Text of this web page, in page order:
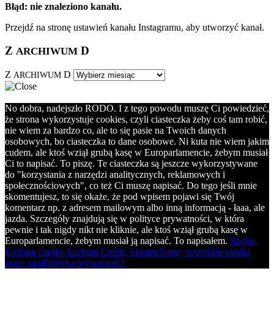
Błąd: nie znaleziono kanału.
Przejdź na stronę ustawień kanału Instagramu, aby utworzyć kanał.
Z ARCHIWUM D
Z ARCHIWUM D
No dobra, nadejszło RODO. I z tego powodu muszę Ci powiedzieć,
że strona wykorzystuje cookies, czyli ciasteczka żeby coś tam robić,
nie wiem za bardzo co, ale to się pasie na Twoich danych
osobowych, bo ciasteczka to dane osobowe. Ni kuta nie wiem jakim
cudem, ale ktoś wziął grubą kasę w Europarlamencie, żebym musiał
Ci to napisać. To piszę. Te ciasteczka są jeszcze wykorzystywane
do "korzystania z narzędzi analitycznych, reklamowych i
społecznościowych", co też Ci muszę napisać. Do tego jeśli mnie
skomentujesz, to się okaże, że pod wpisem pojawi się Twój
komentarz np. z adresem mailowym albo inną informacją - łaaa, ale
jazda. Szczegóły znajdują się w polityce prywatności, w która
pewnie i tak nigdy nikt nie kliknie, ale ktoś wziął grubą kasę w
Europarlamencie, żebym musiał ją napisać. To napisałem. Spoko,
kocham ciastki, kocham Ciebie, klikam.Nope, wszystkie ciastki
zeżrę samPolityka prywatności